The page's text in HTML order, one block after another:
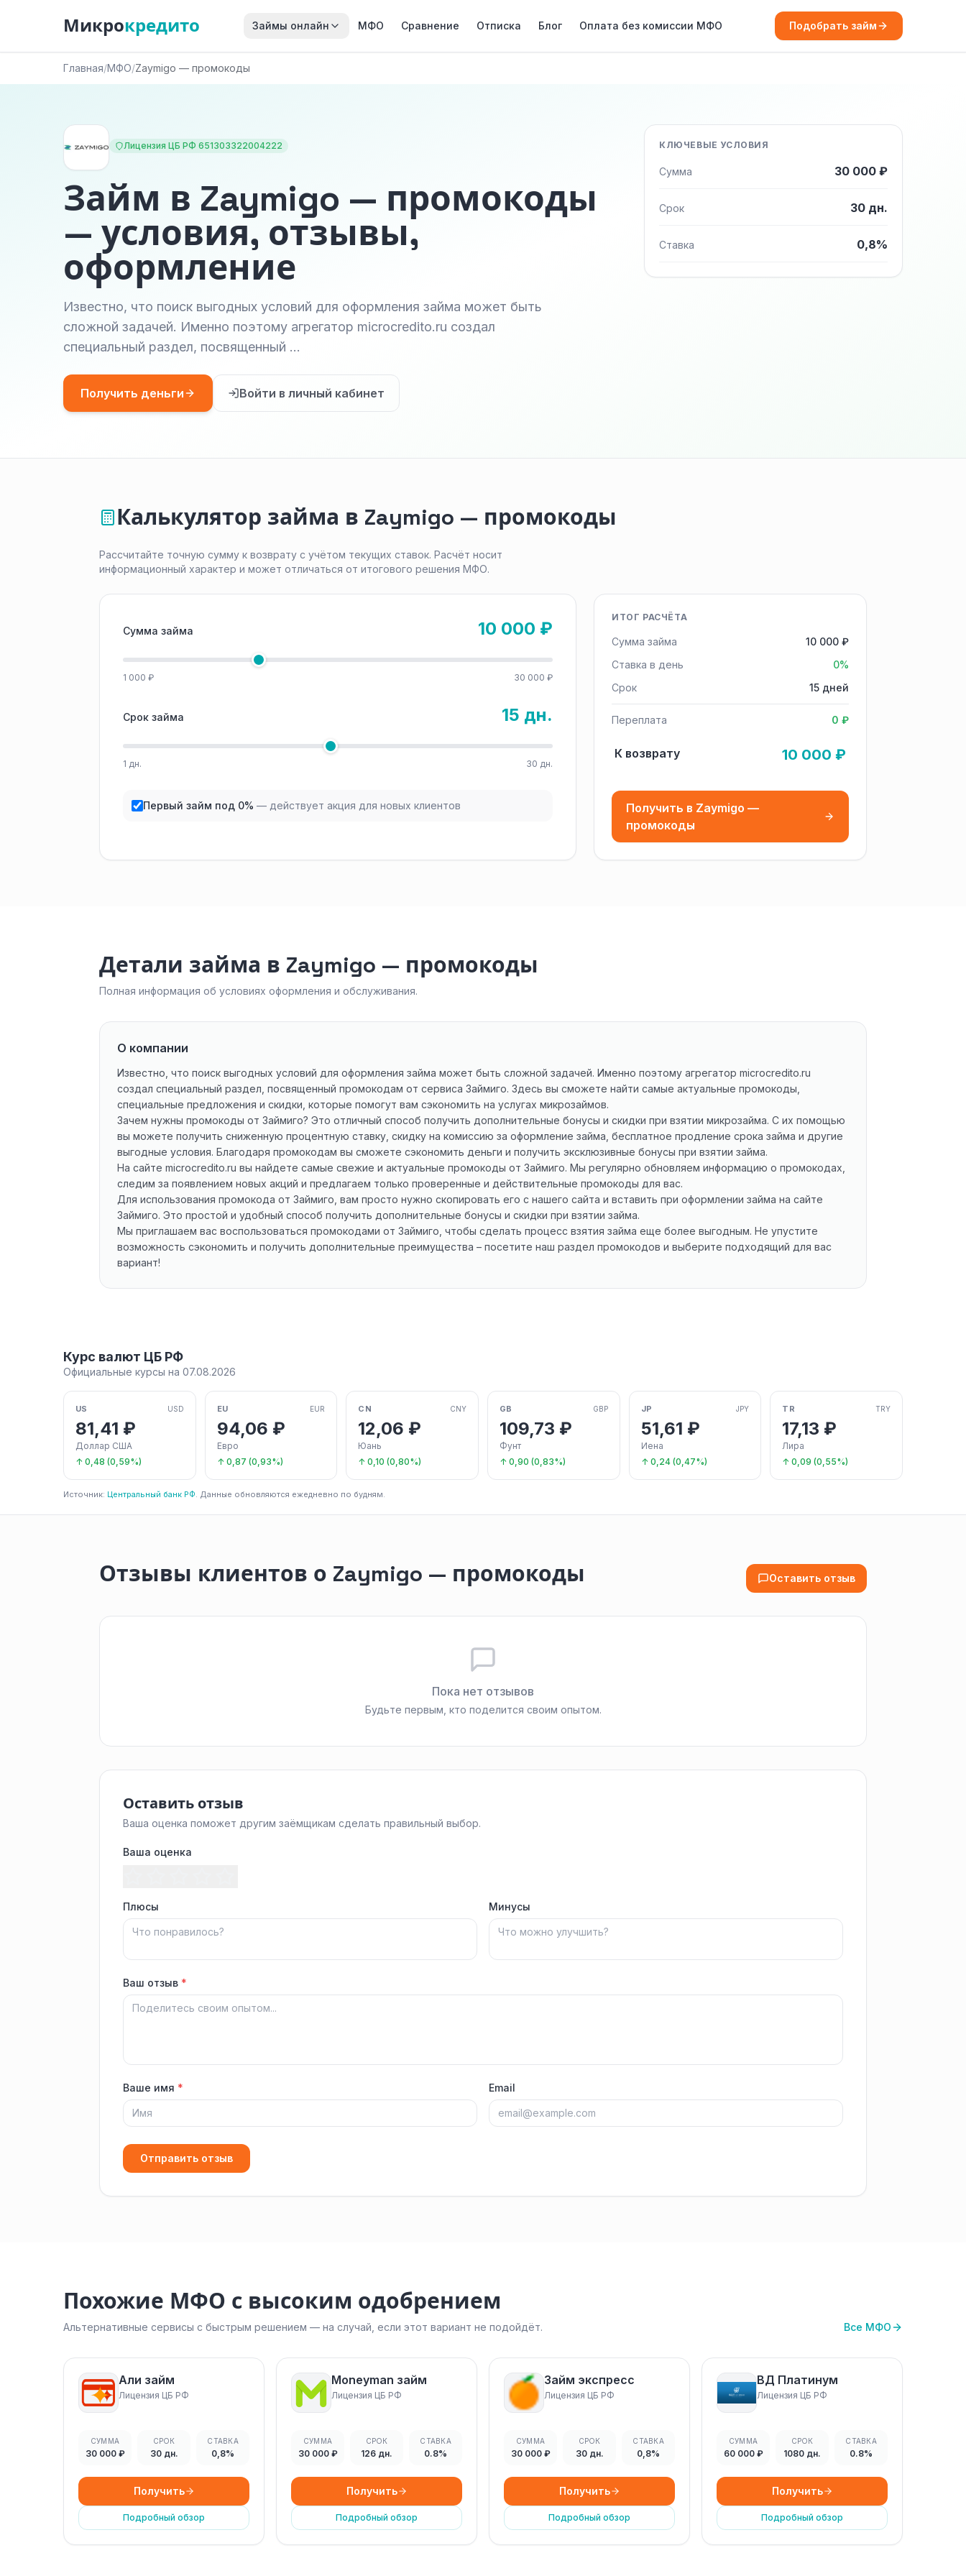
Микрокредито Займы онлайн МФО Сравнение Отписка Блог Оплата без комиссии МФО Подобрать займ
Главная/МФО/Zaymigo — промокоды
Лицензия ЦБ РФ 651303322004222
Займ в Zaymigo — промокоды
— условия, отзывы,
оформление
Известно, что поиск выгодных условий для оформления займа может быть
сложной задачей. Именно поэтому агрегатор microcredito.ru создал
специальный раздел, посвященный …
Получить деньги Войти в личный кабинет
КЛЮЧЕВЫЕ УСЛОВИЯ
Сумма 30 000 ₽
Срок 30 дн.
Ставка 0,8%
Калькулятор займа в Zaymigo — промокоды
Рассчитайте точную сумму к возврату с учётом текущих ставок. Расчёт носит
информационный характер и может отличаться от итогового решения МФО.
Сумма займа 10 000 ₽
1 000 ₽ 30 000 ₽
Срок займа 15 дн.
1 дн. 30 дн.
Первый займ под 0% — действует акция для новых клиентов
ИТОГ РАСЧЁТА
Сумма займа
10 000 ₽
Ставка в день
0%
Срок
15 дней
Переплата 0 ₽
К возврату 10 000 ₽
Получить в Zaymigo —
промокоды
Детали займа в Zaymigo — промокоды
Полная информация об условиях оформления и обслуживания.
О компании
Известно, что поиск выгодных условий для оформления займа может быть сложной задачей. Именно поэтому агрегатор microcredito.ru
создал специальный раздел, посвященный промокодам от сервиса Займиго. Здесь вы сможете найти самые актуальные промокоды,
специальные предложения и скидки, которые помогут вам сэкономить на услугах микрозаймов.
Зачем нужны промокоды от Займиго? Это отличный способ получить дополнительные бонусы и скидки при взятии микрозайма. С их помощью
вы можете получить сниженную процентную ставку, скидку на комиссию за оформление займа, бесплатное продление срока займа и другие
выгодные условия. Благодаря промокодам вы сможете сэкономить деньги и получить эксклюзивные бонусы при взятии займа.
На сайте microcredito.ru вы найдете самые свежие и актуальные промокоды от Займиго. Мы регулярно обновляем информацию о промокодах,
следим за появлением новых акций и предлагаем только проверенные и действительные промокоды для вас.
Для использования промокода от Займиго, вам просто нужно скопировать его с нашего сайта и вставить при оформлении займа на сайте
Займиго. Это простой и удобный способ получить дополнительные бонусы и скидки при взятии займа.
Мы приглашаем вас воспользоваться промокодами от Займиго, чтобы сделать процесс взятия займа еще более выгодным. Не упустите
возможность сэкономить и получить дополнительные преимущества – посетите наш раздел промокодов и выберите подходящий для вас
вариант!
Курс валют ЦБ РФ
Официальные курсы на 07.08.2026
US USD
81,41 ₽
Доллар США
↑ 0,48 (0,59%)
EU EUR
94,06 ₽
Евро
↑ 0,87 (0,93%)
CN CNY
12,06 ₽
Юань
↑ 0,10 (0,80%)
GB GBP
109,73 ₽
Фунт
↑ 0,90 (0,83%)
JP JPY
51,61 ₽
Иена
↑ 0,24 (0,47%)
TR TRY
17,13 ₽
Лира
↑ 0,09 (0,55%)
Источник: Центральный банк РФ. Данные обновляются ежедневно по будням.
Отзывы клиентов о Zaymigo — промокоды Оставить отзыв
Пока нет отзывов
Будьте первым, кто поделится своим опытом.
Оставить отзыв
Ваша оценка поможет другим заёмщикам сделать правильный выбор.
Ваша оценка
Плюсы Минусы
Ваш отзыв *
Ваше имя * Email
Отправить отзыв
Похожие МФО с высоким одобрением
Альтернативные сервисы с быстрым решением — на случай, если этот вариант не подойдёт. Все МФО
Али займ
Лицензия ЦБ РФ
СУММА
30 000 ₽
СРОК
30 дн.
СТАВКА
0,8%
Получить
Подробный обзор
Moneyman займ
Лицензия ЦБ РФ
СУММА
30 000 ₽
СРОК
126 дн.
СТАВКА
0.8%
Получить
Подробный обзор
Займ экспресс
Лицензия ЦБ РФ
СУММА
30 000 ₽
СРОК
30 дн.
СТАВКА
0,8%
Получить
Подробный обзор
ВД Платинум
Лицензия ЦБ РФ
СУММА
60 000 ₽
СРОК
1080 дн.
СТАВКА
0.8%
Получить
Подробный обзор